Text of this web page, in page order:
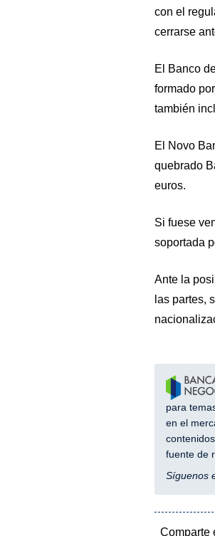
con el
cerrarse
El Banco
formado
también
El Novo
quebrado
euros.
Si fuese
soportada
Ante la
las partes,
para
en el
fuente de
Síguenos
Comparte